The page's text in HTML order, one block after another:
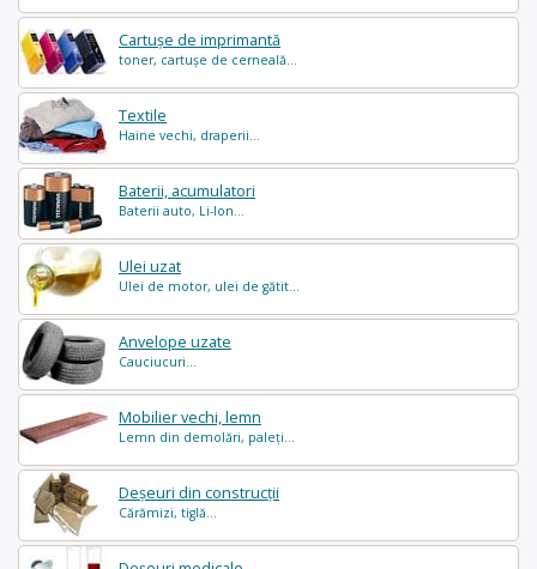
Cartușe de imprimantă
toner, cartușe de cerneală...
Textile
Haine vechi, draperii...
Baterii, acumulatori
Baterii auto, Li-Ion...
Ulei uzat
Ulei de motor, ulei de gătit...
Anvelope uzate
Cauciucuri...
Mobilier vechi, lemn
Lemn din demolări, paleți...
Deșeuri din construcții
Cărămizi, tiglă...